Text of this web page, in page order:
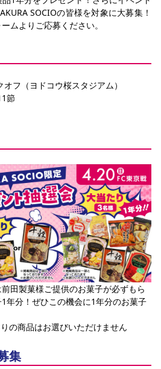
ス リセールサービス
記録 求人情報
な 応援商店街
LEAGUES
ルパーク セレッソフットサルパーク長居
YANMAR HANASAKA STADIUM
供のサッカースクール
の他スポーツクラブ
SOCIOの皆様を対象に大募集！
ムよりご応募ください。
フ（ヨドコウ桜スタジアム）
節
田製菓様ご提供のお菓子が必ずもら
年分！ぜひこの機会に1年分のお菓子
の商品はお選びいただけません
集